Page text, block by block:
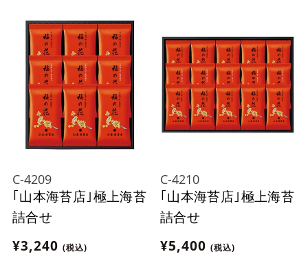
C-4209
｢山本海苔店｣極上海苔
詰合せ
¥3,240 (税込)
C-4210
｢山本海苔店｣極上海苔
詰合せ
¥5,400 (税込)